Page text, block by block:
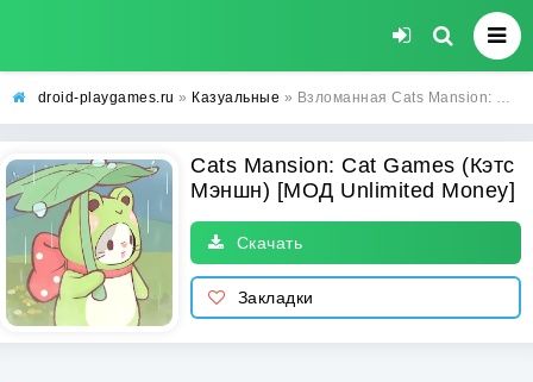
droid-playgames.ru » Казуальные » Взломанная Cats Mansion: Cat Games (Кэтс Мэншн) [МОД Unlimited Money] - полная версия apk на Андроид
Cats Mansion: Cat Games (Кэтс
Мэншн) [МОД Unlimited Money]
Скачать
Закладки